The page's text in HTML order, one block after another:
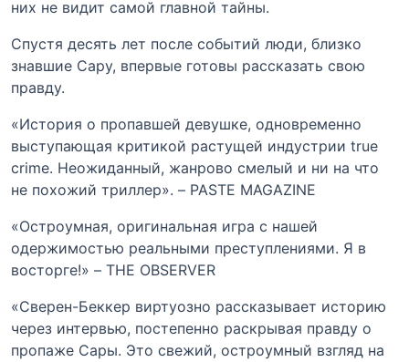
них не видит самой главной тайны.
Спустя десять лет после событий люди, близко
знавшие Сару, впервые готовы рассказать свою
правду.
«История о пропавшей девушке, одновременно
выступающая критикой растущей индустрии true
crime. Неожиданный, жанрово смелый и ни на что
не похожий триллер». – PASTE MAGAZINE
«Остроумная, оригинальная игра с нашей
одержимостью реальными преступлениями. Я в
восторге!» – THE OBSERVER
«Сверен-Беккер виртуозно рассказывает историю
через интервью, постепенно раскрывая правду о
пропаже Сары. Это свежий, остроумный взгляд на